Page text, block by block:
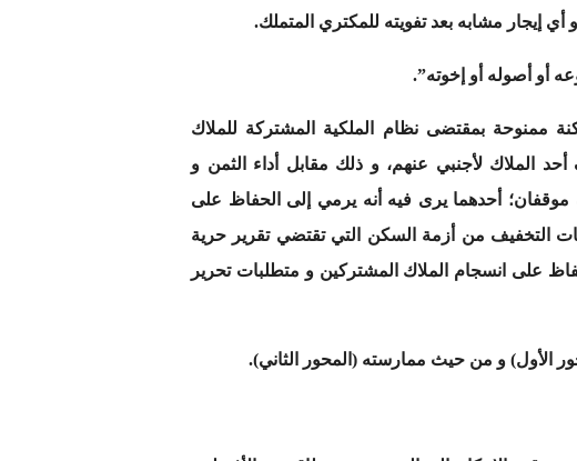
إيجار مشابه بعد تفويته للمكتري المتملك.
أو أصوله أو إخوته”.
ممنوحة بمقتضى نظام الملكية المشتركة للملاك
الملاك لأجنبي عنهم، و ذلك مقابل أداء الثمن و
أن إقرار هذا الحق عند وضع قانون 18.00 كان يتجاذبه موقفان؛ أحدهما يرى فيه أنه يرمي إلى الحفاظ على
التخفيف من أزمة السكن التي تقتضي تقرير حرية
همت المادة 39 في التوفيق بين إكراه الحفاظ على انسجام الملاك المشتركين و متطلبات تحرير
الأول) و من حيث ممارسته (المحور الثاني).